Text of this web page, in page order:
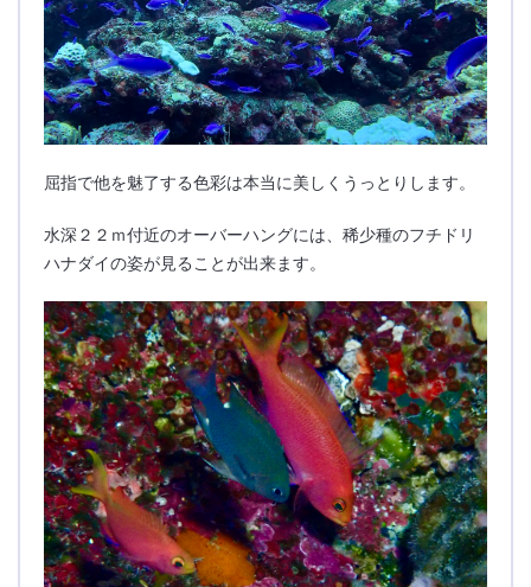
屈指で他を魅了する色彩は本当に美しくうっとりします。
水深２２ｍ付近のオーバーハングには、稀少種のフチドリ
ハナダイの姿が見ることが出来ます。